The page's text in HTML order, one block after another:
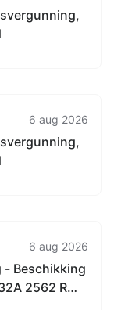
6 aug 2026
6 aug 2026
- Beschikking
2562 RW